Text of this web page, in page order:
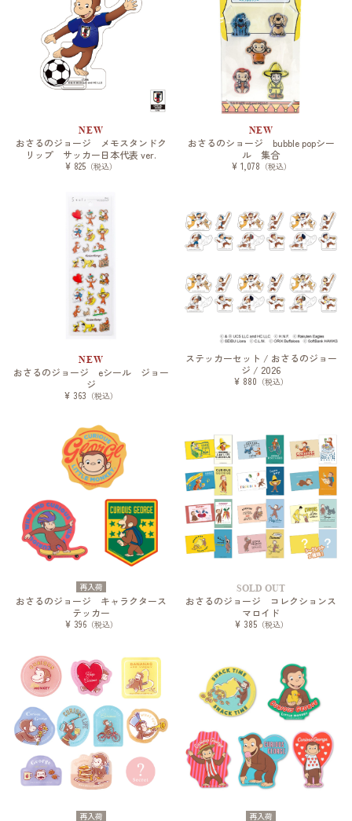
NEW
おさるのジョージ メモスタンドク
リップ サッカー日本代表 ver.
¥ 825 （税込）
NEW
おさるのショージ bubble popシー
ル 集合
¥ 1,078 （税込）
NEW
おさるのジョージ eシール ジョー
ジ
¥ 363 （税込）
ステッカーセット / おさるのジョー
ジ / 2026
¥ 880 （税込）
再入荷
おさるのジョージ キャラクタース
テッカー
¥ 396（税込）
SOLD OUT
おさるのジョージ コレクションス
マロイド
¥ 385（税込）
再入荷 再入荷